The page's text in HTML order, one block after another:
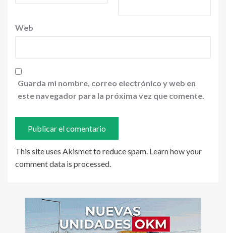
Web
Guarda mi nombre, correo electrónico y web en
este navegador para la próxima vez que comente.
This site uses Akismet to reduce spam. Learn how your
comment data is processed.